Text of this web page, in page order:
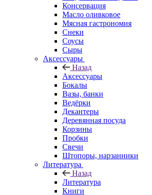
Консервация
Масло оливковое
Мясная гастрономия
Снеки
Соусы
Сыры
Аксессуары
Назад
Аксессуары
Бокалы
Вазы, банки
Ведёрки
Декантеры
Деревянная посуда
Корзины
Пробки
Свечи
Штопоры, нарзанники
Литература
Назад
Литература
Книги